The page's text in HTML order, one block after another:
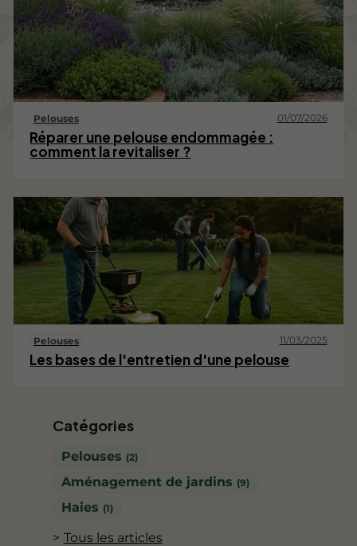
Catégories
Pelouses (2)
Aménagement de jardins (9)
Haies (1)
Tous les articles
Pelouses 01/07/2026
Réparer une pelouse endommagée :
comment la revitaliser ?
Pelouses 11/03/2025
Les bases de l'entretien d'une pelouse